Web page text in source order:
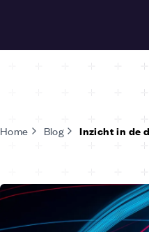
Home Blog Inzicht in de